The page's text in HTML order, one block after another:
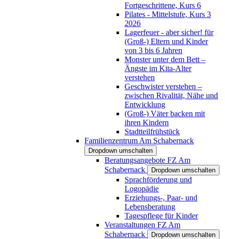
Fortgeschrittene, Kurs 6
Pilates - Mittelstufe, Kurs 3
2026
Lagerfeuer - aber sicher! für
(Groß-) Eltern und Kinder
von 3 bis 6 Jahren
Monster unter dem Bett –
Ängste im Kita-Alter
verstehen
Geschwister verstehen –
zwischen Rivalität, Nähe und
Entwicklung
(Groß-) Väter backen mit
ihren Kindern
Stadtteilfrühstück
Familienzentrum Am Schabernack
Dropdown umschalten
Beratungsangebote FZ Am
Schabernack
Dropdown umschalten
Sprachförderung und
Logopädie
Erziehungs-, Paar- und
Lebensberatung
Tagespflege für Kinder
Veranstaltungen FZ Am
Schabernack
Dropdown umschalten